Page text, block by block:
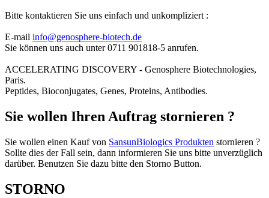
Bitte kontaktieren Sie uns einfach und unkompliziert :
E-mail info@genosphere-biotech.de
Sie können uns auch unter 0711 901818-5 anrufen.
ACCELERATING DISCOVERY - Genosphere Biotechnologies,
Paris.
Peptides, Bioconjugates, Genes, Proteins, Antibodies.
Sie wollen Ihren Auftrag stornieren ?
Sie wollen einen Kauf von SansunBiologics Produkten stornieren ?
Sollte dies der Fall sein, dann informieren Sie uns bitte unverzüglich
darüber. Benutzen Sie dazu bitte den Storno Button.
STORNO